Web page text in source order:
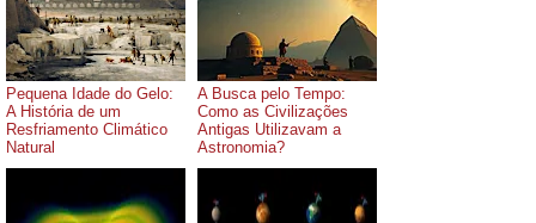
Pequena Idade do Gelo:
A História de um
Resfriamento Climático
Natural
A Busca pelo Tempo:
Como as Civilizações
Antigas Utilizavam a
Astronomia?